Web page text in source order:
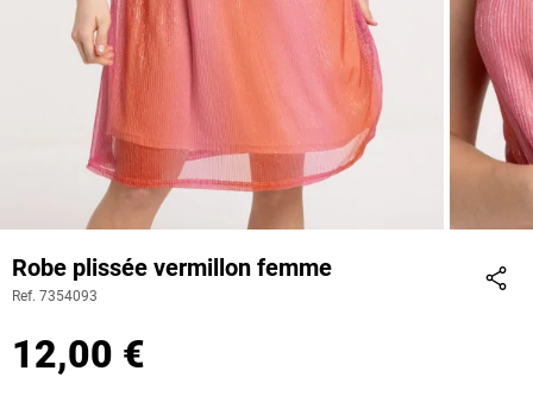
Robe plissée vermillon femme
Ref. 7354093
12,00 €